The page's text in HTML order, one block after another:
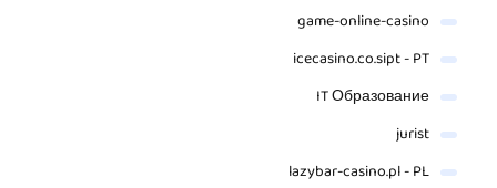
game-online-casino
icecasino.co.sipt - PT
IT Образование
jurist
lazybar-casino.pl - PL